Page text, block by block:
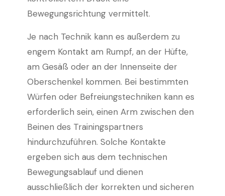
Bewegungsrichtung vermittelt.
Je nach Technik kann es außerdem zu
engem Kontakt am Rumpf, an der Hüfte,
am Gesäß oder an der Innenseite der
Oberschenkel kommen. Bei bestimmten
Würfen oder Befreiungstechniken kann es
erforderlich sein, einen Arm zwischen den
Beinen des Trainingspartners
hindurchzuführen. Solche Kontakte
ergeben sich aus dem technischen
Bewegungsablauf und dienen
ausschließlich der korrekten und sicheren